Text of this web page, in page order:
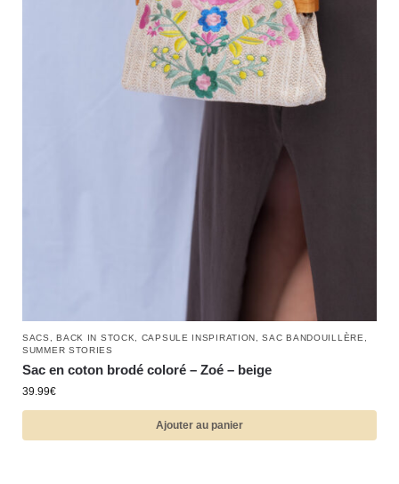
SACS ,BACK IN STOCK CAPSULE INSPIRATION ,SAC BANDOUILLÈRE
SUMMER STORIES
Sac en coton brodé coloré – Zoé – beige
39.99€
Ajouter au panier